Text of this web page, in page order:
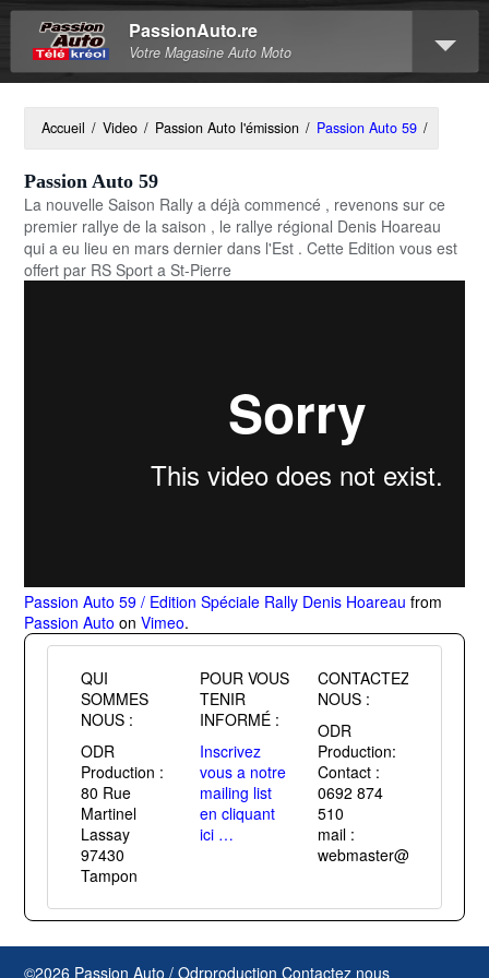
PassionAuto.re
Votre Magasine Auto Moto
Accueil / Video / Passion Auto l'émission / Passion Auto 59 /
Passion Auto 59
La nouvelle Saison Rally a déjà commencé , revenons sur ce
premier rallye de la saison , le rallye régional Denis Hoareau
qui a eu lieu en mars dernier dans l'Est . Cette Edition vous est
offert par RS Sport a St-Pierre
Passion Auto 59 / Edition Spéciale Rally Denis Hoareau from
Passion Auto onVimeo.
QUI
SOMMES
NOUS :
ODR
Production :
80 Rue
Martinel
Lassay
97430
Tampon
CONTACTEZ
NOUS :
ODR
Production:
Contact :
0692 874
510
mail :
POUR VOUS
TENIR
INFORMÉ :
Inscrivez
vous a notre
mailing list
en cliquant
ici …
©2026 Passion Auto / OdrproductionContactez nous